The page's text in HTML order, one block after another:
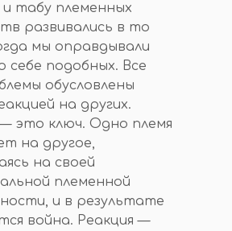
табу племенных
развивались в то
мы оправдывали
себе подобных. Все
обусловлены
на других.
— это ключ. Одно племя
на другое,
на своей
племенной
и в результате
война. Реакция —